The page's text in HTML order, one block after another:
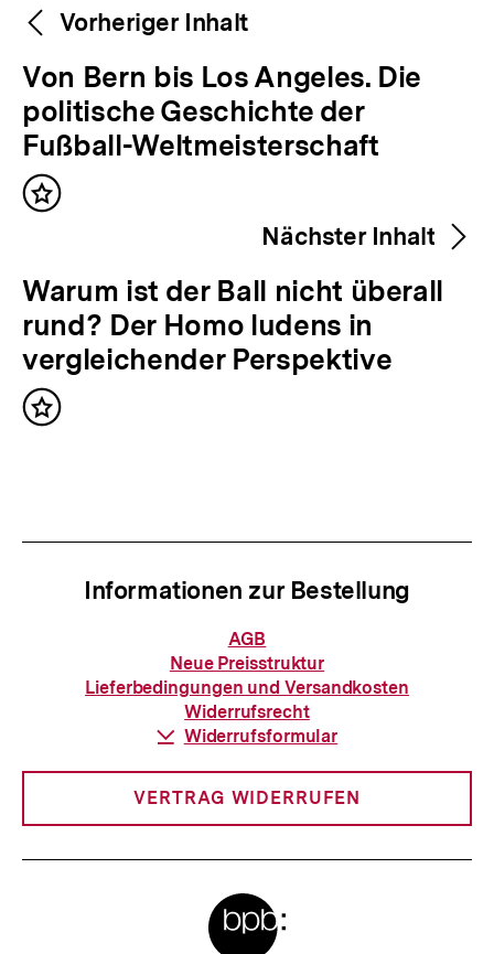
Weitere
Inhalte
Content-
Navigation
Vorheriger Inhalt
V
o
r
h
e
i
g
e
r
I
Von Bern bis Los Angeles. Die
politische Geschichte der
Fußball-Weltmeisterschaft
Inhalt
Nächster Inhalt
N
ä
c
h
s
:
Warum ist der Ball nicht überall
rund? Der Homo ludens in
vergleichender Perspektive
Inhalt
Informationen zur Bestellung
Informationen
zur
Bestellung
AGB
Neue Preisstruktur
Lieferbedingungen und Versandkosten
Widerrufsrecht
Download-
Widerrufsformular
VERTRAG WIDERRUFEN